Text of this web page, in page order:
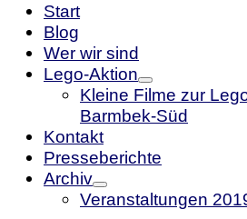
Start
Blog
Wer wir sind
Lego-Aktion
Kleine Filme zur
Barmbek-Süd
Kontakt
Presseberichte
Archiv
Veranstaltungen